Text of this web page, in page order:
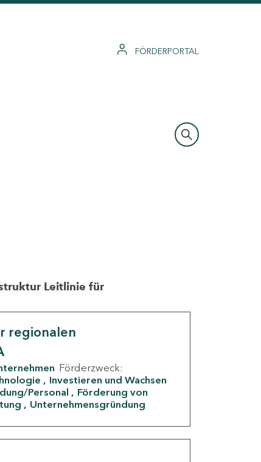
FÖRDERPORTAL
Leitlinie für
regionalen
Förderzweck:
Investieren und Wachsen
Personal
Förderung von
Unternehmensgründung